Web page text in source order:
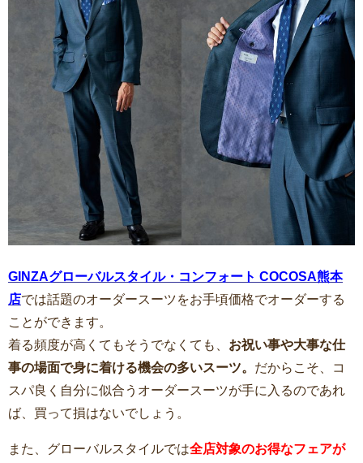
GINZAグローバルスタイル・コンフォート COCOSA熊本
店では話題のオーダースーツをお手頃価格でオーダーする
ことができます。
着る頻度が高くてもそうでなくても、 お祝い事や大事な仕
事の場面で身に着ける機会の多いスーツ。 だからこそ、コ
スパ良く自分に似合うオーダースーツが手に入るのであれ
ば、買って損はないでしょう。
また、グローバルスタイルでは全店対象のお得なフェアが